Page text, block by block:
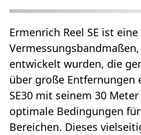
Ermenrich Reel SE ist
entwickelt wurden, die
über große Entfernungen
SE30 mit seinem 30
optimale Bedingungen
Bereichen. Dieses